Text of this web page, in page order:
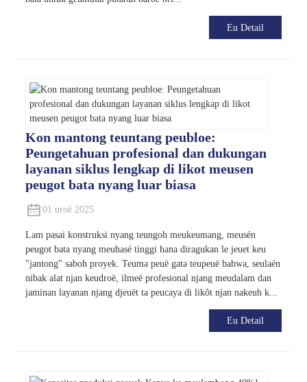
Eu Detail
Kon mantong teuntang peubloe:
Peungetahuan profesional dan dukungan
layanan siklus lengkap di likot meusen
peugot bata nyang luar biasa
01 uroë 2025
Lam pasai konstruksi nyang teungoh meukeumang, meusén
peugot bata nyang meuhasé tinggi hana diragukan le jeuet keu
"jantong" saboh proyek. Teuma peuë gata teupeuë bahwa, seulaén
nibak alat njan keudroë, ilmeë profesional njang meudalam dan
jaminan layanan njang djeuët ta peucaya di likôt njan nakeuh k...
Eu Detail